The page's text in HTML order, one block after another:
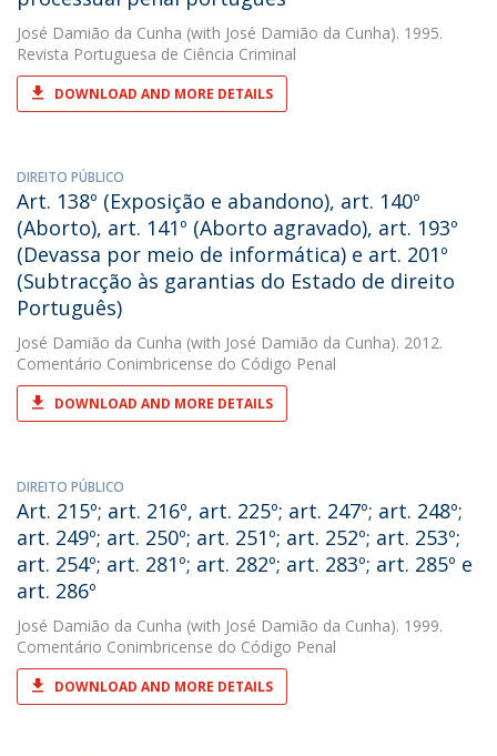
José Damião da Cunha (with José Damião da Cunha). 1995.
Revista Portuguesa de Ciência Criminal
DOWNLOAD AND MORE DETAILS
DIREITO PÚBLICO
Art. 138º (Exposição e abandono), art. 140º
(Aborto), art. 141º (Aborto agravado), art. 193º
(Devassa por meio de informática) e art. 201º
(Subtracção às garantias do Estado de direito
Português)
José Damião da Cunha (with José Damião da Cunha). 2012.
Comentário Conimbricense do Código Penal
DOWNLOAD AND MORE DETAILS
DIREITO PÚBLICO
Art. 215º; art. 216º, art. 225º; art. 247º; art. 248º;
art. 249º; art. 250º; art. 251º; art. 252º; art. 253º;
art. 254º; art. 281º; art. 282º; art. 283º; art. 285º e
art. 286º
José Damião da Cunha (with José Damião da Cunha). 1999.
Comentário Conimbricense do Código Penal
DOWNLOAD AND MORE DETAILS